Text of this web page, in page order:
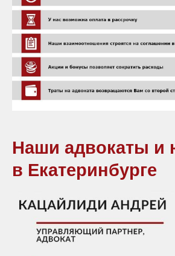
Наши адвокаты и
в Екатеринбурге